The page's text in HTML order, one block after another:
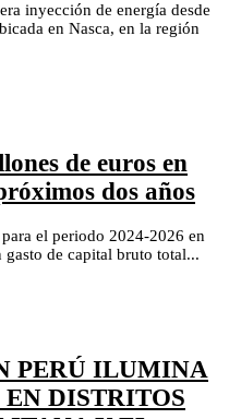
inyección de energía desde
en Nasca, en la región
de euros en
dos años
el periodo 2024-2026 en
de capital bruto total...
PERÚ ILUMINA
DISTRITOS